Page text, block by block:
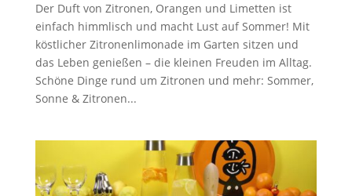
Der Duft von Zitronen, Orangen und Limetten ist
einfach himmlisch und macht Lust auf Sommer! Mit
köstlicher Zitronenlimonade im Garten sitzen und
das Leben genießen – die kleinen Freuden im Alltag.
Schöne Dinge rund um Zitronen und mehr: Sommer,
Sonne & Zitronen...